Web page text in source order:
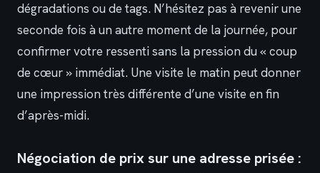
dégradations ou de tags. N’hésitez pas à revenir une
seconde fois à un autre moment de la journée, pour
confirmer votre ressenti sans la pression du « coup
de cœur » immédiat. Une visite le matin peut donner
une impression très différente d’une visite en fin
d’après-midi.
Négociation de prix sur une adresse prisée :